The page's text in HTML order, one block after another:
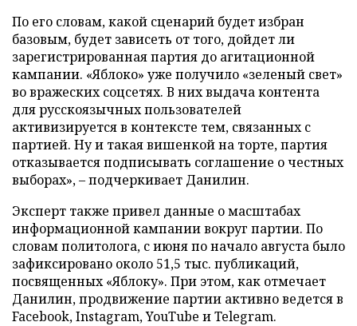
По его словам, какой сценарий будет избран
базовым, будет зависеть от того, дойдет ли
зарегистрированная партия до агитационной
кампании. «Яблоко» уже получило «зеленый свет»
во вражеских соцсетях. В них выдача контента
для русскоязычных пользователей
активизируется в контексте тем, связанных с
партией. Ну и такая вишенкой на торте, партия
отказывается подписывать соглашение о честных
выборах», – подчеркивает Данилин.
Эксперт также привел данные о масштабах
информационной кампании вокруг партии. По
словам политолога, с июня по начало августа было
зафиксировано около 51,5 тыс. публикаций,
посвященных «Яблоку». При этом, как отмечает
Данилин, продвижение партии активно ведется в
Facebook, Instagram, YouTube и Telegram.